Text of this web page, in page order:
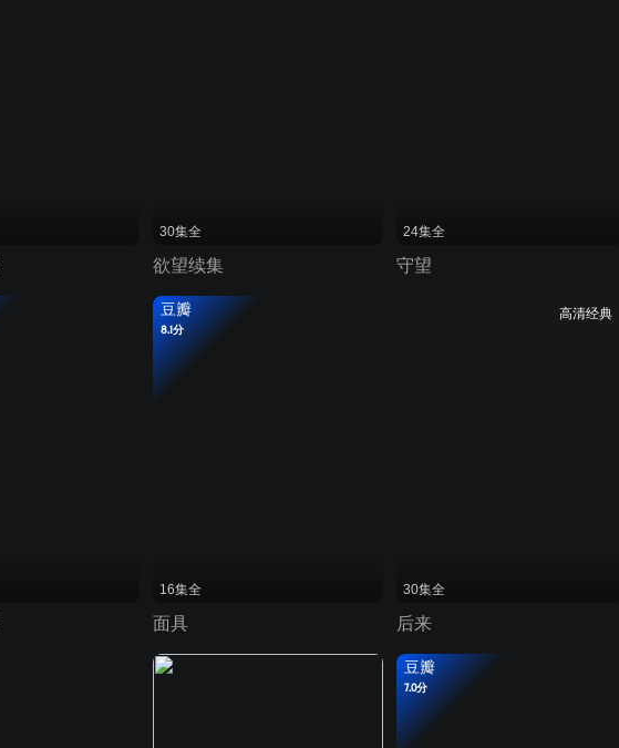
30集全
欲望续集
24集全
守望
豆瓣
8.1分
16集全
面具
高清经典
30集全
后来
豆瓣
7.0分